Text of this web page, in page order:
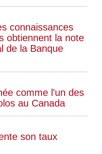
connaissances
obtiennent la note
de la Banque
comme l'un des
au Canada
son taux